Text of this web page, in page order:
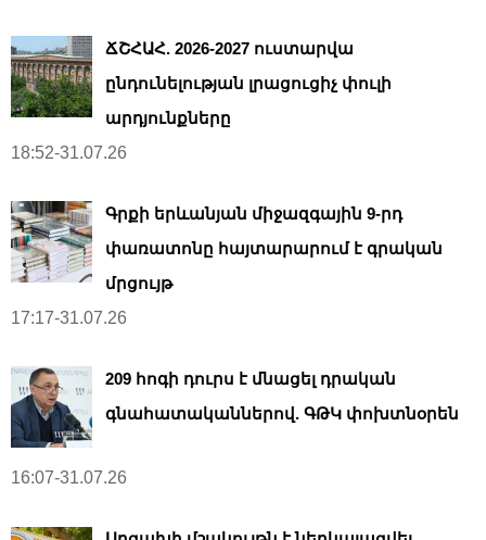
ՃՇՀԱՀ. 2026-2027 ուստարվա
ընդունելության լրացուցիչ փուլի
արդյունքները
18:52-31.07.26
Գրքի երևանյան միջազգային 9-րդ
փառատոնը հայտարարում է գրական
մրցույթ
17:17-31.07.26
209 հոգի դուրս է մնացել դրական
գնահատականներով. ԳԹԿ փոխտնօրեն
16:07-31.07.26